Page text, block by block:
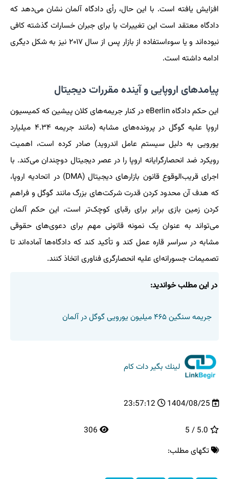
افزایش یافته است. با این حال، رأی دادگاه آلمان نشان می‌دهد که
دادگاه معتقد است این تغییرات یا برای جبران خسارات گذشته کافی
نبوده‌اند و یا سوءاستفاده از بازار پس از سال ۲۰۱۷ نیز به شکل دیگری
ادامه داشته است.
پیامدهای اروپایی و آینده مقررات دیجیتال
این حکم دادگاه eBerlin در کنار جریمه‌های کلان پیشین که کمیسیون
اروپا علیه گوگل در پرونده‌های مشابه (مانند جریمه ۴.۳۴ میلیارد
یورویی به دلیل سیستم عامل اندروید) صادر کرده است، اهمیت
رویکرد ضد انحصارگرایانه اروپا را در عصر دیجیتال دوچندان می‌کند. با
اجرای قریب‌الوقوع قانون بازارهای دیجیتال (DMA) در اتحادیه اروپا،
که هدف آن محدود کردن قدرت شرکت‌های بزرگ مانند گوگل و فراهم
کردن زمین بازی برابر برای رقبای کوچک‌تر است، این حکم آلمان
می‌تواند به عنوان یک نمونه قانونی مهم برای دعوی‌های حقوقی
مشابه در سراسر قاره عمل کند و تأکید کند که دادگاه‌ها آماده‌اند تا
تصمیمات جسورانه‌ای علیه انحصارگری فناوری اتخاذ کنند.
در این مطلب خواندید:
جریمه سنگین ۴۶۵ میلیون یورویی گوگل در آلمان
لینك بگیر دات كام
1404/08/25
23:57:12
تگهای مطلب: